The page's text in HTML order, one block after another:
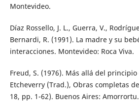
Montevideo.
Díaz Rossello, J. L., Guerra, V.,
Bernardi, R. (1991). La madre y su
interacciones. Montevideo: Roca Viva.
Freud, S. (1976). Más allá del principio
Etcheverry (Trad.), Obras completas
18, pp. 1-62). Buenos Aires: